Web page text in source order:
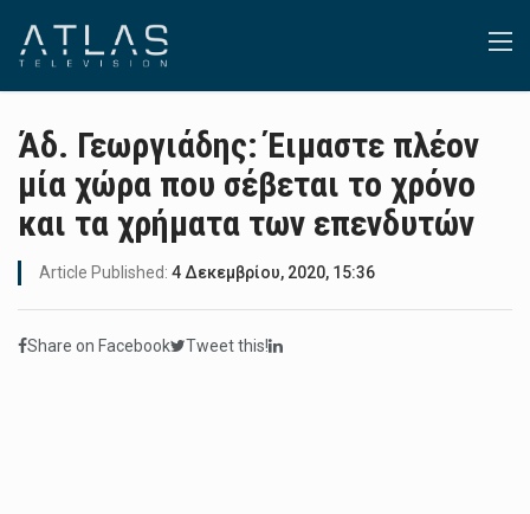
Άδ. Γεωργιάδης: Έιμαστε πλέον
μία χώρα που σέβεται το χρόνο
και τα χρήματα των επενδυτών
Article Published: 4 Δεκεμβρίου, 2020, 15:36
Share on Facebook Tweet this!